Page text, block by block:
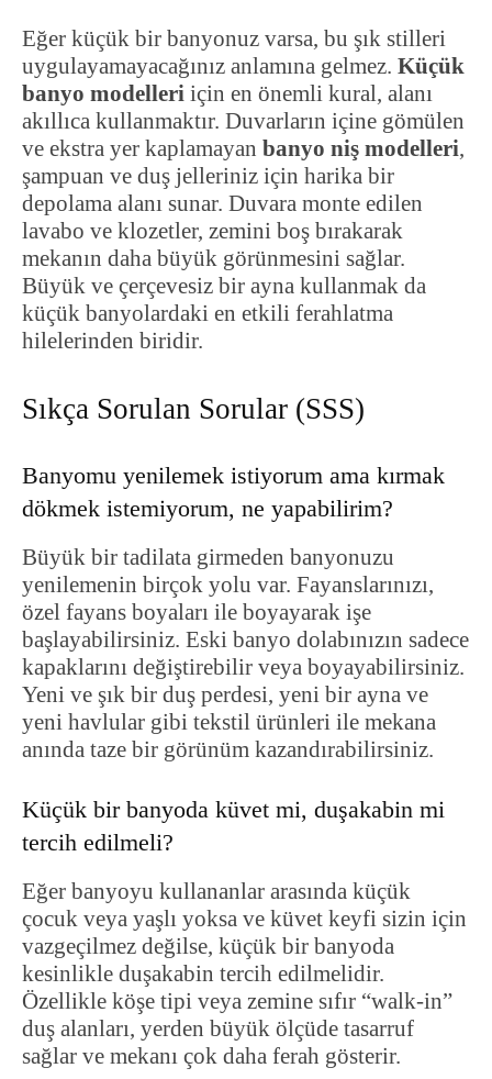
Eğer küçük bir banyonuz varsa, bu şık stilleri
uygulayamayacağınız anlamına gelmez. Küçük
banyo modelleri için en önemli kural, alanı
akıllıca kullanmaktır. Duvarların içine gömülen
ve ekstra yer kaplamayan banyo niş modelleri,
şampuan ve duş jelleriniz için harika bir
depolama alanı sunar. Duvara monte edilen
lavabo ve klozetler, zemini boş bırakarak
mekanın daha büyük görünmesini sağlar.
Büyük ve çerçevesiz bir ayna kullanmak da
küçük banyolardaki en etkili ferahlatma
hilelerinden biridir.
Sıkça Sorulan Sorular (SSS)
Banyomu yenilemek istiyorum ama kırmak
dökmek istemiyorum, ne yapabilirim?
Büyük bir tadilata girmeden banyonuzu
yenilemenin birçok yolu var. Fayanslarınızı,
özel fayans boyaları ile boyayarak işe
başlayabilirsiniz. Eski banyo dolabınızın sadece
kapaklarını değiştirebilir veya boyayabilirsiniz.
Yeni ve şık bir duş perdesi, yeni bir ayna ve
yeni havlular gibi tekstil ürünleri ile mekana
anında taze bir görünüm kazandırabilirsiniz.
Küçük bir banyoda küvet mi, duşakabin mi
tercih edilmeli?
Eğer banyoyu kullananlar arasında küçük
çocuk veya yaşlı yoksa ve küvet keyfi sizin için
vazgeçilmez değilse, küçük bir banyoda
kesinlikle duşakabin tercih edilmelidir.
Özellikle köşe tipi veya zemine sıfır “walk-in”
duş alanları, yerden büyük ölçüde tasarruf
sağlar ve mekanı çok daha ferah gösterir.